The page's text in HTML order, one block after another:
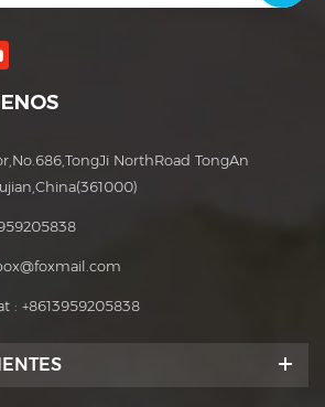
NorthRoad TongAn
: +8613959205838